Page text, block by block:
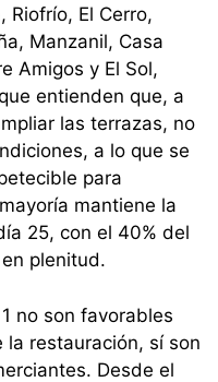
Riofrío, El Cerro,
Manzanil, Casa
Amigos y El Sol,
entienden que, a
las terrazas, no
a lo que se
para
mantiene la
25, con el 40% del
plenitud.
no son favorables
restauración, sí son
Desde el